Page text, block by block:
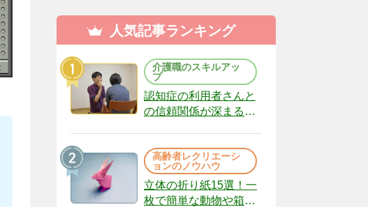
人気記事ランキング
介護職のスキルアッ
プ
認知症の利用者さんと
の信頼関係が深まる声
（22）
高齢者レクリエーシ
ョンのノウハウ
立体の折り紙15選！一
枚で簡単な動物や箱、